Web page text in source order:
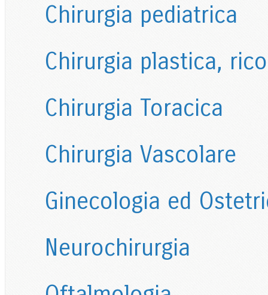
Chirurgia pediatrica
Chirurgia plastica,
Chirurgia Toracica
Chirurgia Vascolare
Ginecologia ed
Neurochirurgia